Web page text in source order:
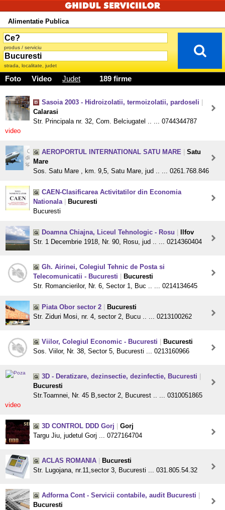
Alimentatie Publica
produs / serviciu
strada, localitate, judet
Foto Video Judet 189 firme
Sasoia 2003 - Hidroizolatii, termoizolatii, pardoseli
Calarasi
Str. Principala nr. 32, Com. Belciugatel .. ... 0744344787
video
AEROPORTUL INTERNATIONAL SATU MARE
Satu
Mare
Sos. Satu Mare , km. 9,5, Satu Mare, jud .. ... 0261.768.846
CAEN-Clasificarea Activitatilor din Economia
Nationala
Bucuresti
Bucuresti
Doamna Chiajna, Liceul Tehnologic - Rosu
Ilfov
Str. 1 Decembrie 1918, Nr. 90, Rosu, jud .. ... 0214360404
Gh. Airinei, Colegiul Tehnic de Posta si
Telecomunicatii - Bucuresti
Bucuresti
Str. Romancierilor, Nr. 6, Sector 1, Buc .. ... 0214134645
Piata Obor sector 2
Bucuresti
Str. Ziduri Mosi, nr. 4, sector 2, Bucu .. ... 0213100262
Viilor, Colegiul Economic - Bucuresti
Bucuresti
Sos. Viilor, Nr. 38, Sector 5, Bucuresti ... 0213160966
3D - Deratizare, dezinsectie, dezinfectie, Bucuresti
Bucuresti
Str.Toamnei, Nr. 45 B,sector 2, Bucurest .. ... 0310051865
video
3D CONTROL DDD Gorj
Gorj
Targu Jiu, judetul Gorj ... 0727164704
ACLAS ROMANIA
Bucuresti
Str. Lugojana, nr.11,sector 3, Bucuresti ... 031.805.54.32
Adforma Cont - Servicii contabile, audit Bucuresti
Bucuresti